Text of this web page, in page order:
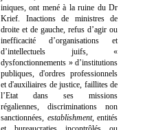
iniques, ont mené à la ruine du Dr
Krief. Inactions de ministres de
droite et de gauche, refus d’agir ou
inefficacité d’organisations et
d’intellectuels juifs, «
dysfonctionnements » d’institutions
publiques, d'ordres professionnels
et d'auxiliaires de justice, faillites de
l’Etat dans ses missions
régaliennes, discriminations non
sanctionnées, establishment, entités